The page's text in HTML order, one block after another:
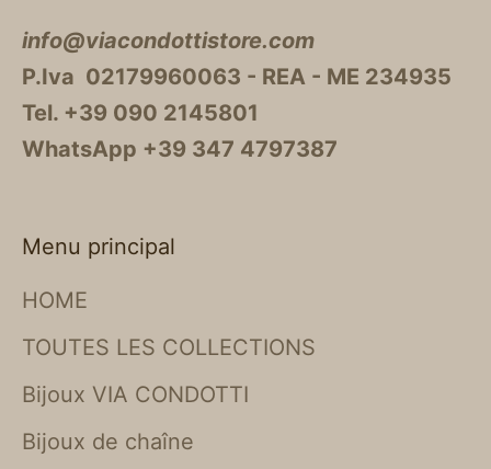
info@viacondottistore.com
P.Iva 02179960063 - REA - ME 234935
Tel. +39 090 2145801
WhatsApp +39 347 4797387
Menu principal
HOME
TOUTES LES COLLECTIONS
Bijoux VIA CONDOTTI
Bijoux de chaîne